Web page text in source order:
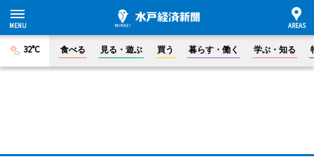
32°C 食べる 見る・遊ぶ 買う 暮らす・働く 学ぶ・知る